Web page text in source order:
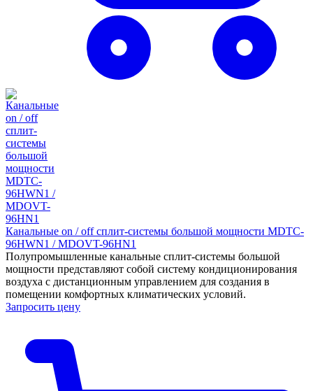
Канальные on / off сплит-системы большой мощности MDTC-
96HWN1 / MDOVT-96HN1
Полупромышленные канальные сплит-системы большой
мощности представляют собой систему кондиционирования
воздуха с дистанционным управлением для создания в
помещении комфортных климатических условий.
Запросить цену